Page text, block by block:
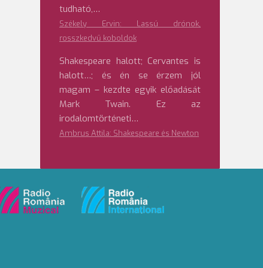
tudható,…
Székely Ervin: Lassú drónok,
rosszkedvű koboldok
Shakespeare halott; Cervantes is
halott…; és én se érzem jól
magam – kezdte egyik előadását
Mark Twain. Ez az
irodalomtörténeti…
Ambrus Attila: Shakespeare és Newton